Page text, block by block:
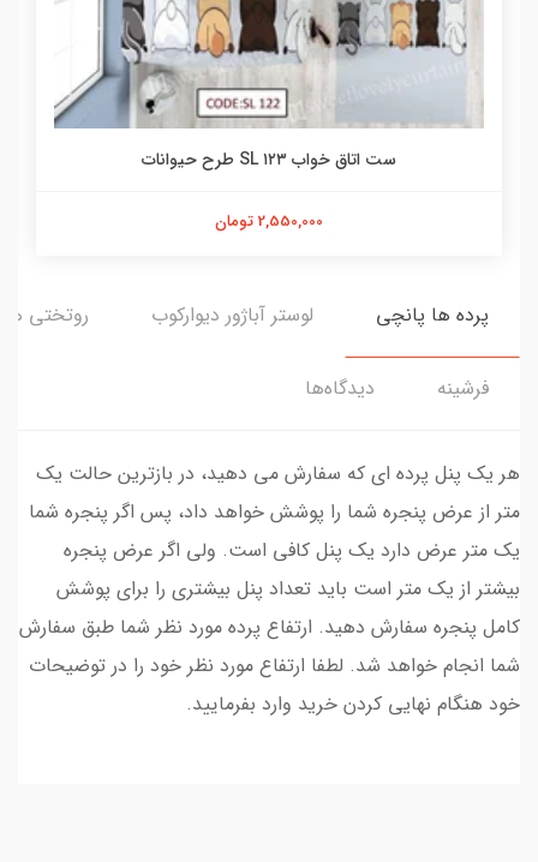
ست اتاق خواب ۱۲۳ SL طرح حیوانات
2,550,000 تومان
پرده ها پانچی لوستر آباژور دیوارکوب روتختی ها
فرشینه دیدگاه‌ها
هر یک پنل پرده ای که سفارش می دهید، در بازترین حالت یک
متر از عرض پنجره شما را پوشش خواهد داد، پس اگر پنجره شما
یک متر عرض دارد یک پنل کافی است. ولی اگر عرض پنجره
بیشتر از یک متر است باید تعداد پنل بیشتری را برای پوشش
کامل پنجره سفارش دهید. ارتفاع پرده مورد نظر شما طبق سفارش
شما انجام خواهد شد. لطفا ارتفاع مورد نظر خود را در توضیحات
خود هنگام نهایی کردن خرید وارد بفرمایید.